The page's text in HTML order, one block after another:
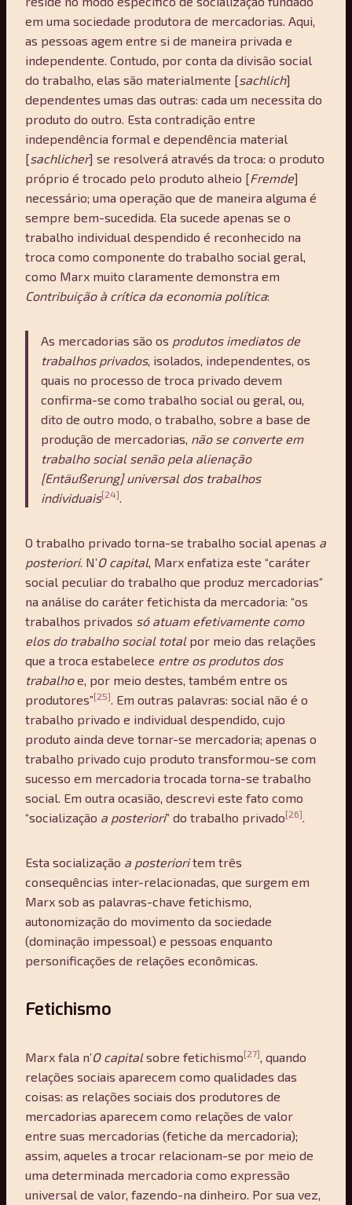
em uma sociedade produtora de mercadorias. Aqui,
as pessoas agem entre si de maneira privada e
independente. Contudo, por conta da divisão social
do trabalho, elas são materialmente [sachlich]
dependentes umas das outras: cada um necessita do
produto do outro. Esta contradição entre
independência formal e dependência material
[sachlicher] se resolverá através da troca: o produto
próprio é trocado pelo produto alheio [Fremde]
necessário; uma operação que de maneira alguma é
sempre bem-sucedida. Ela sucede apenas se o
trabalho individual despendido é reconhecido na
troca como componente do trabalho social geral,
como Marx muito claramente demonstra em
Contribuição à crítica da economia política:
As mercadorias são os produtos imediatos de
trabalhos privados, isolados, independentes, os
quais no processo de troca privado devem
confirma-se como trabalho social ou geral, ou,
dito de outro modo, o trabalho, sobre a base de
produção de mercadorias, não se converte em
trabalho social senão pela alienação
[Entäußerung] universal dos trabalhos
individuais[24]
O trabalho privado torna-se trabalho social apenas a
posteriori. N’O capital, Marx enfatiza este “caráter
social peculiar do trabalho que produz mercadorias”
na análise do caráter fetichista da mercadoria: “os
trabalhos privados só atuam efetivamente como
elos do trabalho social totalpor meio das relações
que a troca estabelece entre os produtos dos
trabalhoe, por meio destes, também entre os
produtores”[25]
. Em outras palavras: social não é o
trabalho privado e individual despendido, cujo
produto ainda deve tornar-se mercadoria; apenas o
trabalho privado cujo produto transformou-se com
sucesso em mercadoria trocada torna-se trabalho
social. Em outra ocasião, descrevi este fato como
“socialização a posteriori” do trabalho privado[26]
Esta socialização a posterioritem três
consequências inter-relacionadas, que surgem em
Marx sob as palavras-chave fetichismo,
autonomização do movimento da sociedade
(dominação impessoal) e pessoas enquanto
personificações de relações econômicas.
Fetichismo
Marx fala n’O capitalsobre fetichismo[27] , quando
relações sociais aparecem como qualidades das
coisas: as relações sociais dos produtores de
mercadorias aparecem como relações de valor
entre suas mercadorias (fetiche da mercadoria);
assim, aqueles a trocar relacionam-se por meio de
uma determinada mercadoria como expressão
universal de valor, fazendo-na dinheiro. Por sua vez,